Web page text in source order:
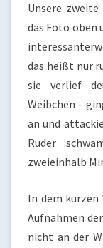
Unsere
das Foto oben
das heißt nur
sie verlief
Weibchen –
an und
Ruder
zweieinhalb
In dem kurzen
Aufnahmen
nicht an der